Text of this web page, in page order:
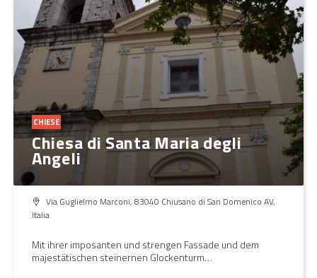
CHIESE
Chiesa di Santa Maria degli
Angeli
Via Guglielmo Marconi, 83040 Chiusano di San Domenico AV,
Italia
Mit ihrer imposanten und strengen Fassade und dem
majestätischen steinernen Glockenturm…